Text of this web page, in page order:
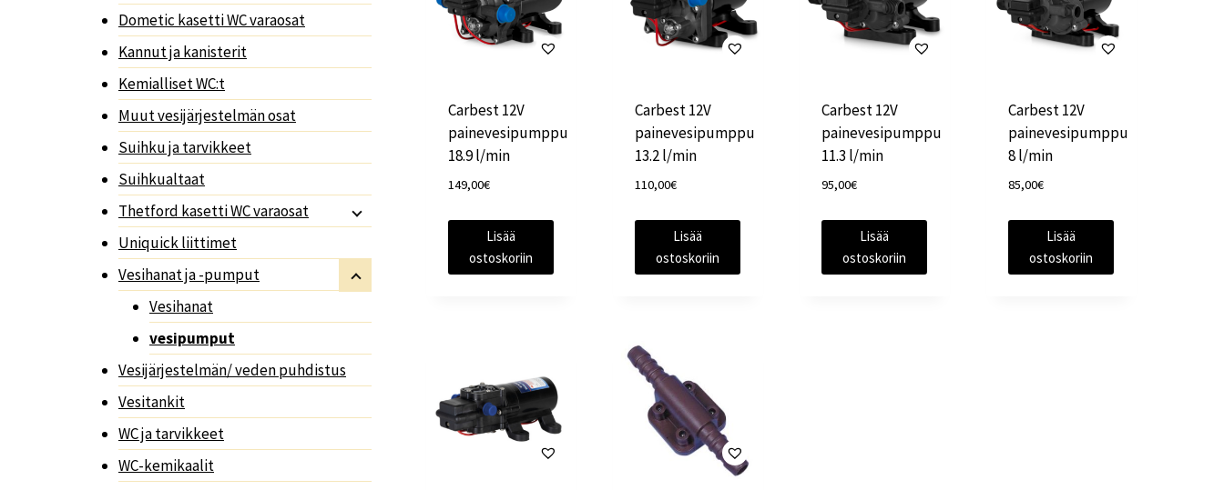
Carbest 12V
painevesipumppu
18.9 l/min
149,00€
Lisää
ostoskoriin
Carbest 12V
painevesipumppu
13.2 l/min
110,00€
Lisää
ostoskoriin
Carbest 12V
painevesipumppu
11.3 l/min
95,00€
Lisää
ostoskoriin
Carbest 12V
painevesipumppu
8 l/min
85,00€
Lisää
ostoskoriin
Dometic kasetti WC varaosat
Kannut ja kanisterit
Kemialliset WC:t
Muut vesijärjestelmän osat
Suihku ja tarvikkeet
Suihkualtaat
Thetford kasetti WC varaosat
Uniquick liittimet
Vesihanat ja -pumput
Vesihanat
vesipumput
Vesijärjestelmän/ veden puhdistus
Vesitankit
WC ja tarvikkeet
WC-kemikaalit